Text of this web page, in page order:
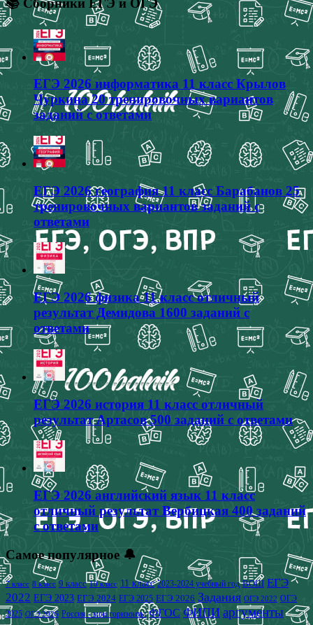
📚 Сборники ЕГЭ и ОГЭ
ЕГЭ 2026 информатика 11 класс Крылов
Чуркина 20 тренировочных вариантов
заданий с ответами
ЕГЭ 2026 география 11 класс Барабанов 25
тренировочных вариантов заданий с
ответами
ЕГЭ 2026 физика 11 класс отличный
результат Демидова 1600 заданий с
ответами
ЕГЭ 2026 история 11 класс отличный
результат Артасов 500 заданий с ответами
ЕГЭ 2026 английский язык 11 класс
отличный результат Вербицкая 400 заданий
с ответами
Самое популярное 🔔
7 класс 8 класс 9 класс 10 класс 11 класс 2023-2024 учебный год ВОШ ЕГЭ
2022 ЕГЭ 2023 ЕГЭ 2024 ЕГЭ 2025 ЕГЭ 2026 Задания ОГЭ 2022 ОГЭ
2025 ОГЭ 2026 Россия - мои горизонты ФГОС ФИПИ аргументы